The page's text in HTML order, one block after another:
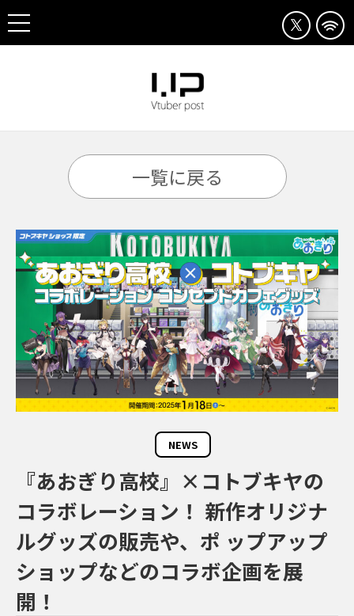
一覧に戻る
NEWS
『あおぎり高校』×コトブキヤの
コラボレーション！ 新作オリジナ
ルグッズの販売や、ポ ップアップ
ショップなどのコラボ企画を展
開！